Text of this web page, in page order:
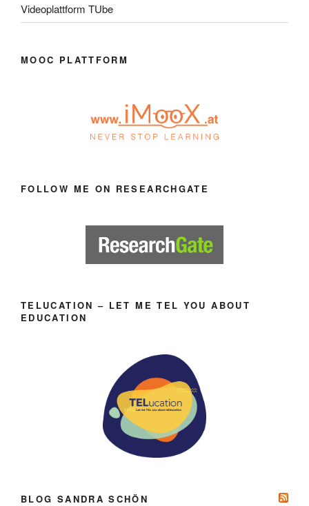
Videoplattform TUbe
MOOC PLATTFORM
FOLLOW ME ON RESEARCHGATE
TELUCATION – LET ME TEL YOU ABOUT
EDUCATION
BLOG SANDRA SCHÖN